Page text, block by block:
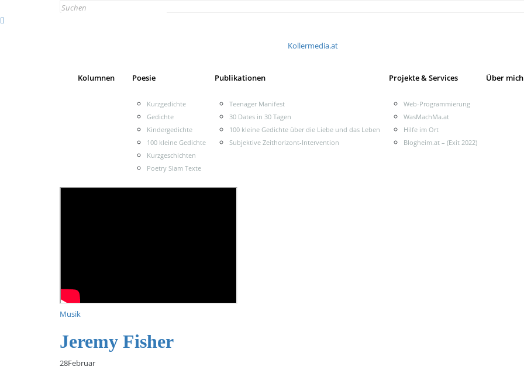
Search
Kollermedia.at
Kolumnen Poesie
Kurzgedichte
Gedichte
Kindergedichte
100 kleine Gedichte
Kurzgeschichten
Poetry Slam Texte
Publikationen
Teenager Manifest
30 Dates in 30 Tagen
100 kleine Gedichte über die Liebe und das Leben
Subjektive Zeithorizont-Intervention
Projekte & Services
Web-Programmierung
WasMachMa.at
Hilfe im Ort
Blogheim.at – (Exit 2022)
Über mich
Musik
Jeremy Fisher
28Februar